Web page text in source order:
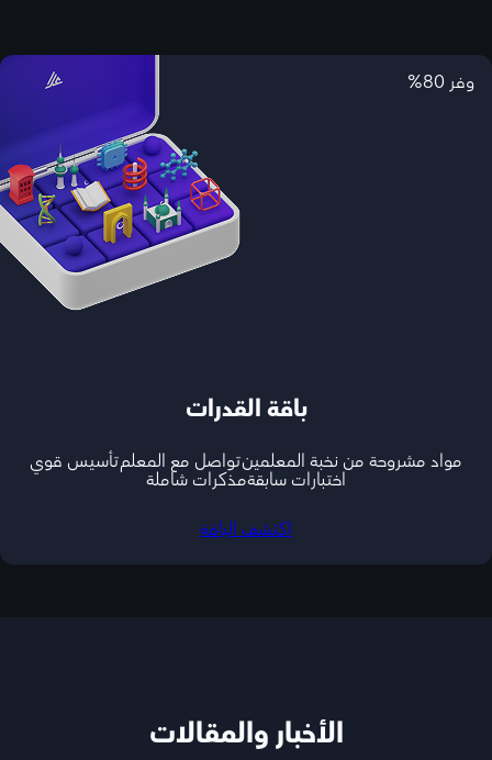
وفر 80%
باقة القدرات
مواد مشروحة من نخبة المعلمينتواصل مع المعلمتأسيس قوي
اختبارات سابقةمذكرات شاملة
اكتشف الباقة
الأخبار والمقالات